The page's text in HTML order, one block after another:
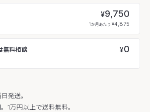
¥9,750
1か月あたり ¥4,875
無料相談 ¥0
発送。
1万円以上で送料無料。